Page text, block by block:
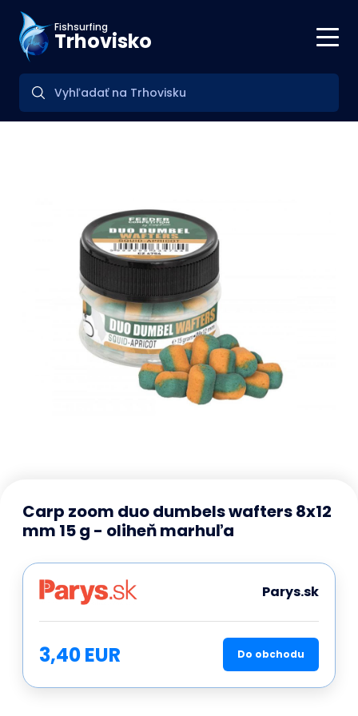
Fishsurfing
Trhovisko
Carp zoom duo dumbels wafters 8x12
mm 15 g - oliheň marhuľa
Parys.sk
3,40 EUR Do obchodu